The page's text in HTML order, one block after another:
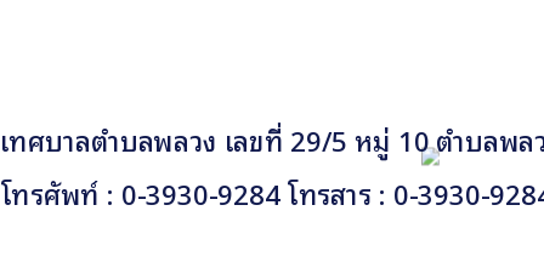
เทศบาลตำบลพลวง เลขที่ 29/5 หมู่ 10 ตำบลพ
โทรศัพท์ : 0-3930-9284 โทรสาร : 0-3930-